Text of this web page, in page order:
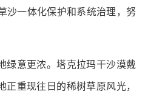
一体化保护和系统治理，努
意更浓。塔克拉玛干沙漠戴
正重现往日的稀树草原风光，